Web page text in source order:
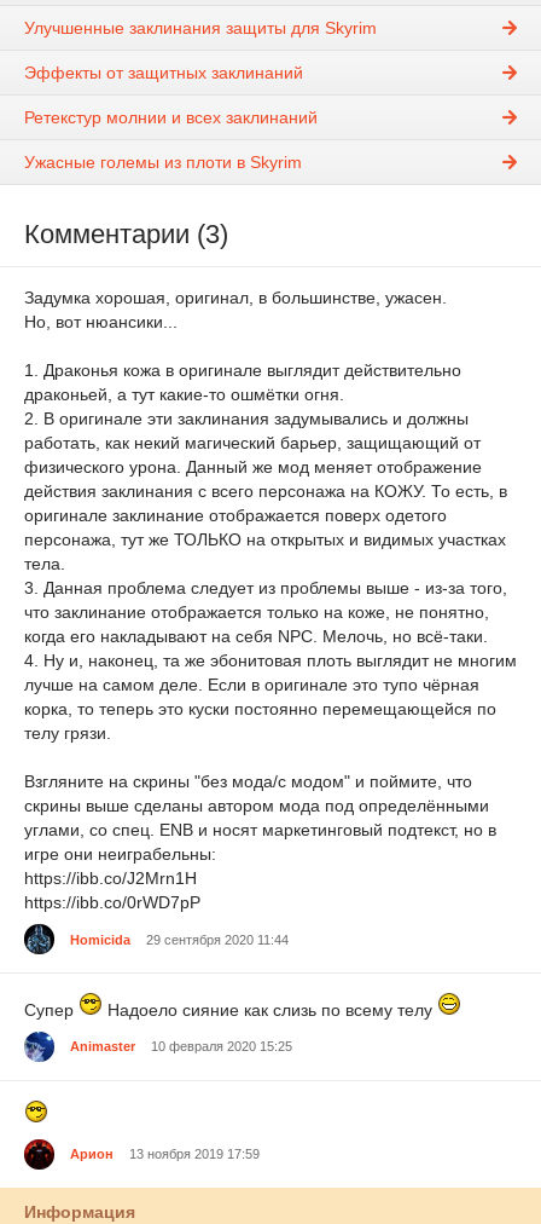
Улучшенные заклинания защиты для Skyrim
Эффекты от защитных заклинаний
Ретекстур молнии и всех заклинаний
Ужасные големы из плоти в Skyrim
Комментарии (3)
Задумка хорошая, оригинал, в большинстве, ужасен.
Но, вот нюансики...
1. Драконья кожа в оригинале выглядит действительно
драконьей, а тут какие-то ошмётки огня.
2. В оригинале эти заклинания задумывались и должны
работать, как некий магический барьер, защищающий от
физического урона. Данный же мод меняет отображение
действия заклинания с всего персонажа на КОЖУ. То есть, в
оригинале заклинание отображается поверх одетого
персонажа, тут же ТОЛЬКО на открытых и видимых участках
тела.
3. Данная проблема следует из проблемы выше - из-за того,
что заклинание отображается только на коже, не понятно,
когда его накладывают на себя NPC. Мелочь, но всё-таки.
4. Ну и, наконец, та же эбонитовая плоть выглядит не многим
лучше на самом деле. Если в оригинале это тупо чёрная
корка, то теперь это куски постоянно перемещающейся по
телу грязи.
Взгляните на скрины "без мода/с модом" и поймите, что
скрины выше сделаны автором мода под определёнными
углами, со спец. ENB и носят маркетинговый подтекст, но в
игре они неиграбельны:
https://ibb.co/J2Mrn1H
https://ibb.co/0rWD7pP
Homicida 29 сентября 2020 11:44
Супер Надоело сияние как слизь по всему телу
Animaster 10 февраля 2020 15:25
Арион 13 ноября 2019 17:59
Информация